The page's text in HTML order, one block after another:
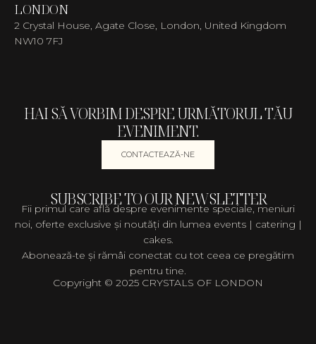
LONDON
2 Crystal House, Agate Close, London, United Kingdom
NW10 7FJ
HAI SĂ VORBIM DESPRE URMĂTORUL TĂU
EVENIMENT.
CONTACTEAZĂ-NE
SUBSCRIBE TO OUR NEWSLETTER
Fii primul care află despre evenimente speciale, meniuri
noi, oferte exclusive și noutăți din lumea events | catering |
cakes.
Abonează-te și rămâi conectat cu tot ceea ce pregătim
pentru tine.
Copyright © 2025 CRYSTALS OF LONDON